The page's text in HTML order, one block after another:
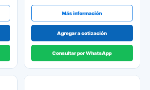
Más información
Agregar a cotización
Consultar por WhatsApp